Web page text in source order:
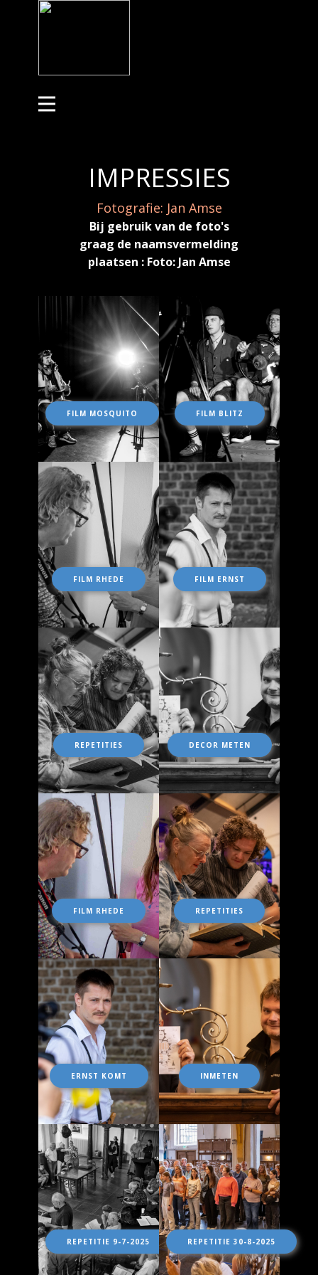
IMPRESSIES
Fotografie: Jan Amse
Bij gebruik van de foto's
graag de naamsvermelding
plaatsen : Foto: Jan Amse
FILM MOSQUITO FILM BLITZ
FILM RHEDE FILM ERNST
REPETITIES DECOR METEN
FILM RHEDE REPETITIES
ERNST KOMT INMETEN
REPETITIE 9-7-2025 REPETITIE 30-8-2025